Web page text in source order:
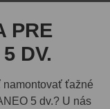
PRE
DV.
ťažné
5 dv.? U nás